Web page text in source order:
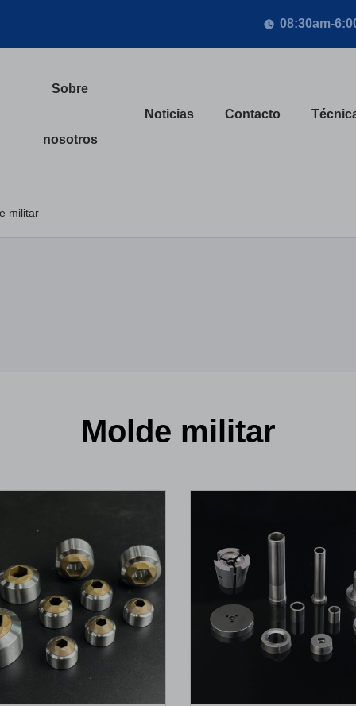
08:30am-
Sobre
nosotros
Noticias Contacto
militar
Molde militar